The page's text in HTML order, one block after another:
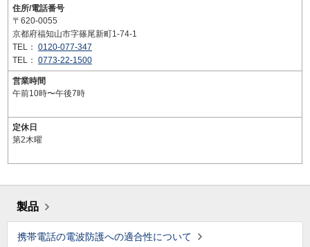
住所/電話番号
〒620-0055
京都府福知山市字篠尾新町1-74-1
TEL： 0120-077-347
TEL： 0773-22-1500
営業時間
午前10時〜午後7時
定休日
第2木曜
製品
携帯電話の電波防護への適合性について